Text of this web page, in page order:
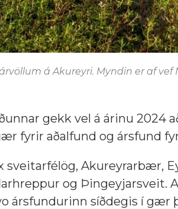
á Akureyri. Myndin er af vef
gekk vel á árinu 2024
fyrir aðalfund og ársfund
sveitarfélög, Akureyrarbær,
og Þingeyjarsveit.
ársfundurinn síðdegis í gær